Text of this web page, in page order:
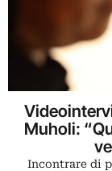
Muholi:
Incontrare di